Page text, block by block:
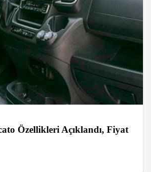
Özellikleri Açıklandı, Fiyat